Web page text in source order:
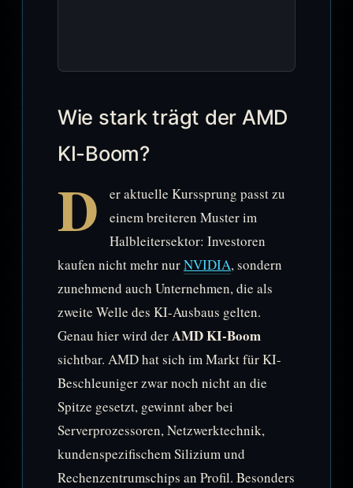
Wie stark trägt der AMD
KI-Boom?
D
er aktuelle Kurssprung passt zu
einem breiteren Muster im
Halbleitersektor: Investoren
kaufen nicht mehr nurNVIDIA, sondern
zunehmend auch Unternehmen, die als
zweite Welle des KI-Ausbaus gelten.
Genau hier wird derAMD KI-Boom
sichtbar. AMD hat sich im Markt für KI-
Beschleuniger zwar noch nicht an die
Spitze gesetzt, gewinnt aber bei
Serverprozessoren, Netzwerktechnik,
kundenspezifischem Silizium und
Rechenzentrumschips an Profil. Besonders